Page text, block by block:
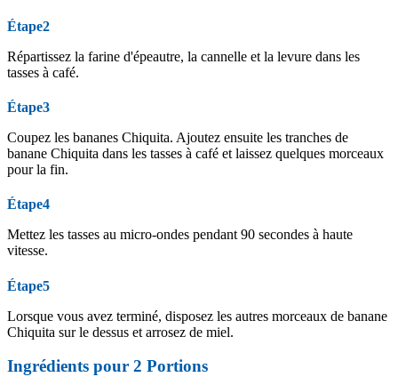
Étape2
Répartissez la farine d'épeautre, la cannelle et la levure dans les
tasses à café.
Étape3
Coupez les bananes Chiquita. Ajoutez ensuite les tranches de
banane Chiquita dans les tasses à café et laissez quelques morceaux
pour la fin.
Étape4
Mettez les tasses au micro-ondes pendant 90 secondes à haute
vitesse.
Étape5
Lorsque vous avez terminé, disposez les autres morceaux de banane
Chiquita sur le dessus et arrosez de miel.
Ingrédients pour 2 Portions